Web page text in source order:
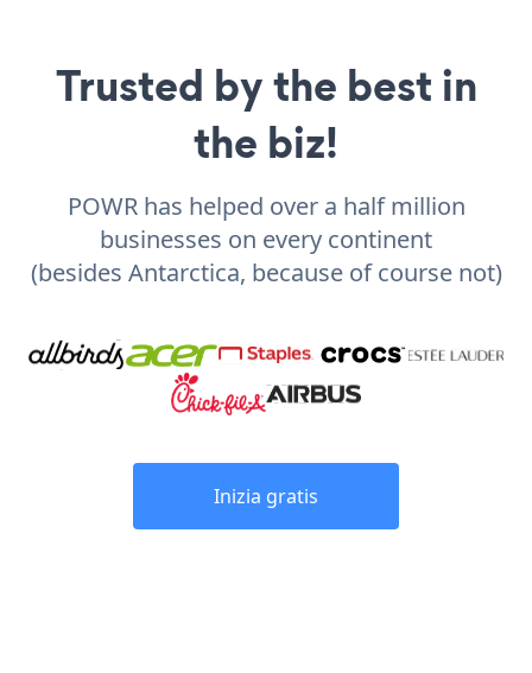
Trusted by the best in
the biz!
POWR has helped over a half million
businesses on every continent
(besides Antarctica, because of course not)
Inizia gratis